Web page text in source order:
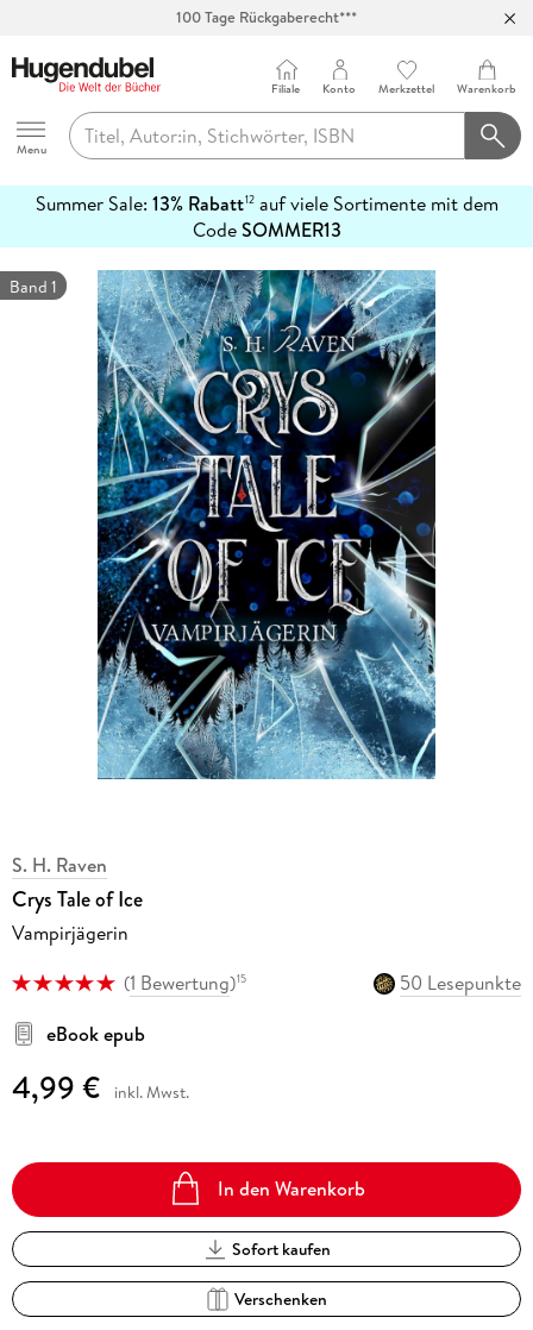
100 Tage Rückgaberecht***
Hugendubel
Menu
Filiale Konto Merkzettel Warenkorb
Summer Sale: 13% Rabatt12auf viele Sortimente mit dem
CodeSOMMER13
erfahren
Band 1
S. H. Raven
Crys Tale of Ice
Vampirjägerin
(1 Bewertung)15
50 Lesepunkte
eBook epub
4,99 € inkl. Mwst.
In den Warenkorb
Sofort kaufen
Verschenken